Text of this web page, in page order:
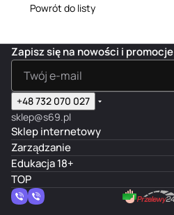
Powrót do listy
Zapisz się na nowości i promocje
+48 732 070 027
sklep@s69.pl
Sklep internetowy
Zarządzanie
Edukacja 18+
TOP